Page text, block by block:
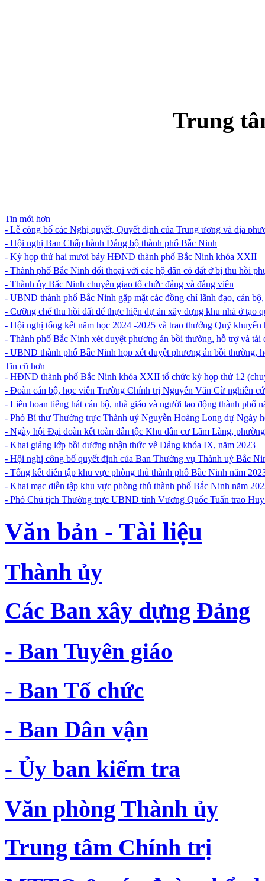
Trung
Tin mới hơn
- Lễ công bố các Nghị quyết, Quyết định của Trung ương và địa
- Hội nghị Ban Chấp hành Đảng bộ thành phố Bắc Ninh
- Kỳ họp thứ hai mươi bảy HĐND thành phố Bắc Ninh khóa XXII
- Thành phố Bắc Ninh đối thoại với các hộ dân có đất ở bị thu hồi
- Thành ủy Bắc Ninh chuyển giao tổ chức đảng và đảng viên
- UBND thành phố Bắc Ninh gặp mặt các đồng chí lãnh đạo, cán
- Cưỡng chế thu hồi đất để thực hiện dự án xây dựng khu nhà ở tạo
- Hội nghị tổng kết năm học 2024 -2025 và trao thưởng Quỹ
- Thành phố Bắc Ninh xét duyệt phương án bồi thường, hỗ trợ và tái
- UBND thành phố Bắc Ninh họp xét duyệt phương án bồi
Tin cũ hơn
- HĐND thành phố Bắc Ninh khóa XXII tổ chức kỳ họp thứ 12
- Đoàn cán bộ, học viên Trường Chính trị Nguyễn Văn Cừ nghiên
- Liên hoan tiếng hát cán bộ, nhà giáo và người lao động thành phố
- Phó Bí thư Thường trực Thành uỷ Nguyễn Hoàng Long dự Ngày
- Ngày hội Đại đoàn kết toàn dân tộc Khu dân cư Lãm Làng,
- Khai giảng lớp bồi dưỡng nhận thức về Đảng khóa IX, năm 2023
- Hội nghị công bố quyết định của Ban Thường vụ Thành uỷ Bắc
- Tổng kết diễn tập khu vực phòng thủ thành phố Bắc Ninh năm
- Khai mạc diễn tập khu vực phòng thủ thành phố Bắc Ninh năm
- Phó Chủ tịch Thường trực UBND tỉnh Vương Quốc Tuấn trao
Văn bản - Tài liệu
Thành ủy
Các Ban xây dựng Đảng
- Ban Tuyên giáo
- Ban Tổ chức
- Ban Dân vận
- Ủy ban kiểm tra
Văn phòng Thành ủy
Trung tâm Chính trị